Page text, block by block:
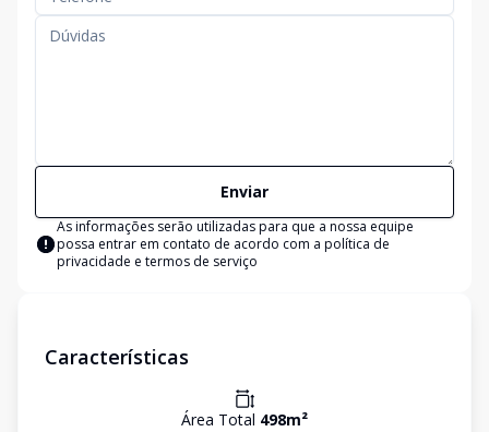
Enviar
As informações serão utilizadas para que a nossa equipe
possa entrar em contato de acordo com a política de
privacidade e termos de serviço
Características
Área Total 498m²